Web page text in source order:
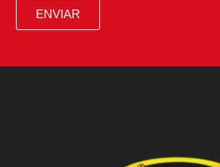
ENVIAR